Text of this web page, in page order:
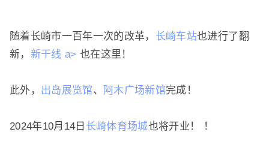
随着长崎市一百年一次的改革， 长崎车站也进行了翻
新， 新干线 a> 也在这里！
此外， 出岛展览馆、 阿木广场新馆完成！
2024年10月14日 长崎体育场城也将开业！ ！